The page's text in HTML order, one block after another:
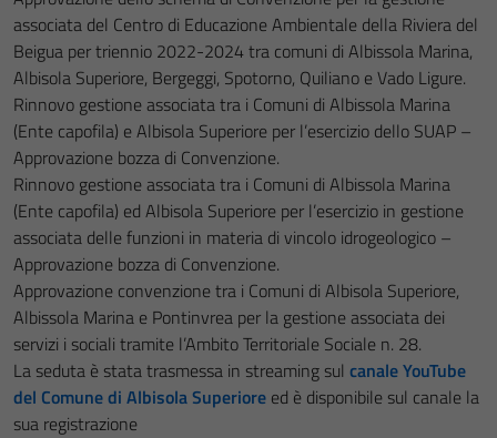
associata del Centro di Educazione Ambientale della Riviera del
Beigua per triennio 2022-2024 tra comuni di Albissola Marina,
Albisola Superiore, Bergeggi, Spotorno, Quiliano e Vado Ligure.
Rinnovo gestione associata tra i Comuni di Albissola Marina
(Ente capofila) e Albisola Superiore per l’esercizio dello SUAP –
Approvazione bozza di Convenzione.
Rinnovo gestione associata tra i Comuni di Albissola Marina
(Ente capofila) ed Albisola Superiore per l’esercizio in gestione
associata delle funzioni in materia di vincolo idrogeologico –
Approvazione bozza di Convenzione.
Approvazione convenzione tra i Comuni di Albisola Superiore,
Albissola Marina e Pontinvrea per la gestione associata dei
servizi i sociali tramite l’Ambito Territoriale Sociale n. 28.
La seduta è stata trasmessa in streaming sul canale YouTube
del Comune di Albisola Superiore ed è disponibile sul canale la
sua registrazione